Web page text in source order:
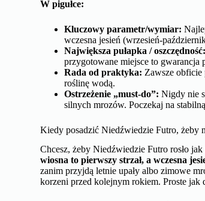
W pigułce:
Kluczowy parametr/wymiar:
wczesna jesień (wrzesień-
Największa pułapka / oszczędność:
przygotowane miejsce to gwarancja
Rada od praktyka: Zawsze obficie
roślinę wodą.
Ostrzeżenie „must-do”: Nigdy nie
silnych mrozów. Poczekaj na
Kiedy posadzić Niedźwiedzie Futro, żeby
Chcesz, żeby Niedźwiedzie Futro rosło
wiosna to pierwszy strzał, a wczesna
zanim przyjdą letnie upały albo zimowe
korzeni przed kolejnym rokiem. Proste jak